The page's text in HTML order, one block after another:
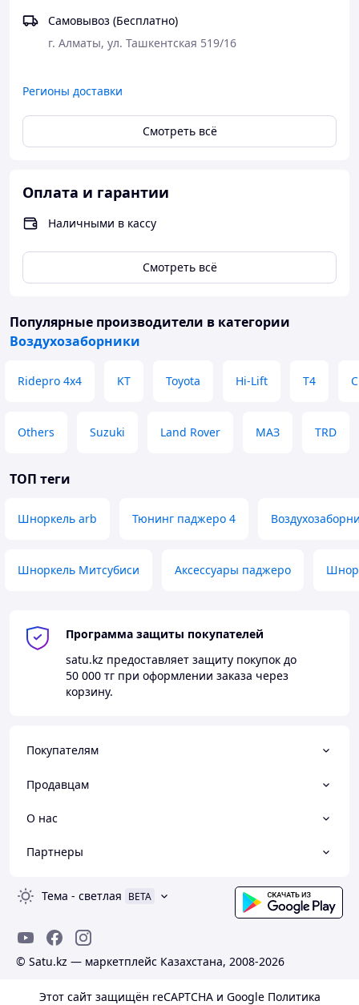
Шноркель можно купить в магазине в
городе Алматы.
Казахстана, Кыргызстан и Российскую
Федерацию.
Самовывоз (Бесплатно)
Регионы доставки
Смотреть всё
Оплата и гарантии
Наличными в кассу
Смотреть всё
Популярные производители в категории
Воздухозаборники
Ridepro 4x4 KT Toyota Hi-Lift T4
Others Suzuki Land Rover МАЗ TRD
ТОП теги
Шноркель arb Тюнинг паджеро 4
Шноркель Митсубиси Аксессуары паджеро
Программа защиты покупателей
satu.kz предоставляет защиту покупок до
50 000 тг при оформлении заказа через
корзину.
Покупателям
Продавцам
О нас
Партнеры
Тема - светлая BETA
© Satu.kz — маркетплейс Казахстана, 2008-2026
Этот сайт защищён reCAPTCHA и Google Политика